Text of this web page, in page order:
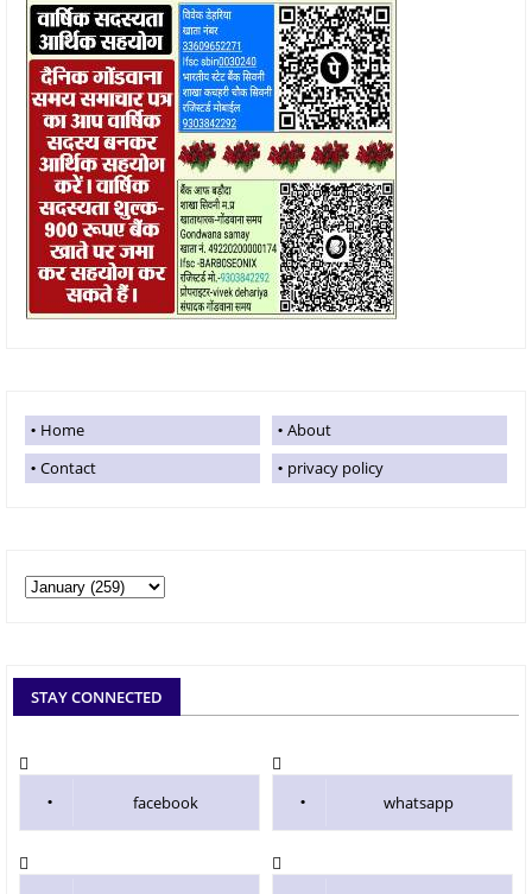
Home
About
Contact
privacy policy
STAY CONNECTED
facebook whatsapp